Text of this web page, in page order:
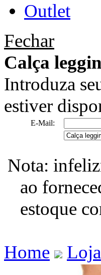
Outlet
Fechar
Calça
Introduza
estiver
E-Mail:
Nota:
ao
estoque
Home
Loja